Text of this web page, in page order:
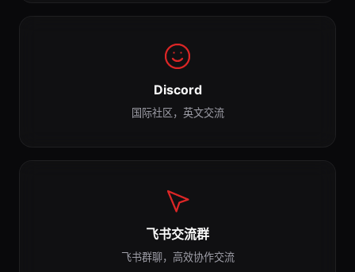
Discord
国际社区，英文交流
飞书交流群
飞书群聊，高效协作交流